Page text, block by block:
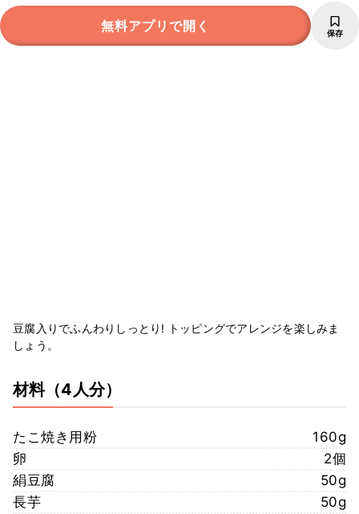
無料アプリで開く 保存
豆腐入りでふんわりしっとり! トッピングでアレンジを楽しみま
しょう。
材料（4人分）
たこ焼き用粉
160g
卵
2個
絹豆腐
50g
長芋
50g